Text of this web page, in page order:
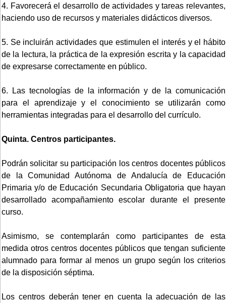
4. Favorecerá el desarrollo de actividades y tareas relevantes,
haciendo uso de recursos y materiales didácticos diversos.
5. Se incluirán actividades que estimulen el interés y el hábito
de la lectura, la práctica de la expresión escrita y la capacidad
de expresarse correctamente en público.
6. Las tecnologías de la información y de la comunicación
para el aprendizaje y el conocimiento se utilizarán como
herramientas integradas para el desarrollo del currículo.
Quinta. Centros participantes.
Podrán solicitar su participación los centros docentes públicos
de la Comunidad Autónoma de Andalucía de Educación
Primaria y/o de Educación Secundaria Obligatoria que hayan
desarrollado acompañamiento escolar durante el presente
curso.
Asimismo, se contemplarán como participantes de esta
medida otros centros docentes públicos que tengan suficiente
alumnado para formar al menos un grupo según los criterios
de la disposición séptima.
Los centros deberán tener en cuenta la adecuación de las